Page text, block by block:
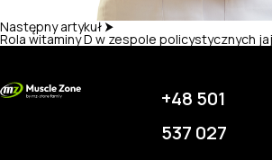
Następny artykuł ⮞
Rola witaminy D w zespole policystycznych
+48 501
537 027